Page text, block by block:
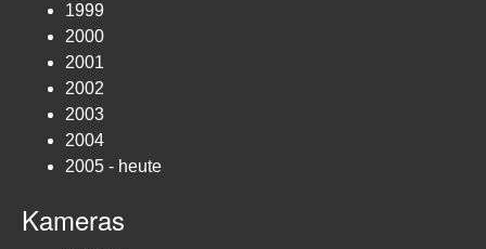
1999
2000
2001
2002
2003
2004
2005 - heute
Kameras